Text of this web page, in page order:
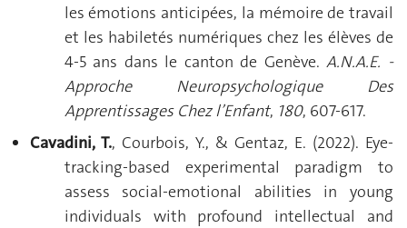
les émotions anticipées, la mémoire de travail
et les habiletés numériques chez les élèves de
4-5 ans dans le canton de Genève.A.N.A.E. -
Approche Neuropsychologique Des
Apprentissages Chez l’Enfant, 180, 607-617.
Cavadini, T., Courbois, Y., & Gentaz, E. (2022). Eye-
tracking-based experimental paradigm to
assess social-emotional abilities in young
individuals with profound intellectual and